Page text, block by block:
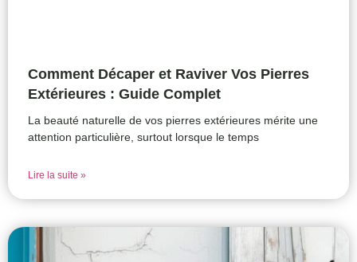
Comment Décaper et Raviver Vos Pierres
Extérieures : Guide Complet
La beauté naturelle de vos pierres extérieures mérite une
attention particulière, surtout lorsque le temps
Lire la suite »